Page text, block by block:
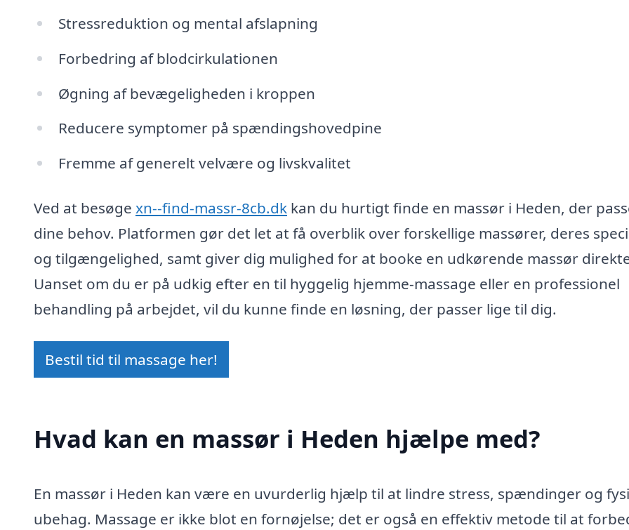
Stressreduktion og mental afslapning
Forbedring af blodcirkulationen
Øgning af bevægeligheden i kroppen
Reducere symptomer på spændingshovedpine
Fremme af generelt velvære og livskvalitet
Ved at besøge xn--find-massr-8cb.dk kan du hurtigt finde en massør i Heden, der
dine behov. Platformen gør det let at få overblik over forskellige massører, deres
og tilgængelighed, samt giver dig mulighed for at booke en udkørende massør
Uanset om du er på udkig efter en til hyggelig hjemme-massage eller en professionel
behandling på arbejdet, vil du kunne finde en løsning, der passer lige til dig.
Bestil tid til massage her!
Hvad kan en massør i Heden hjælpe med?
En massør i Heden kan være en uvurderlig hjælp til at lindre stress, spændinger og
ubehag. Massage er ikke blot en fornøjelse; det er også en effektiv metode til at